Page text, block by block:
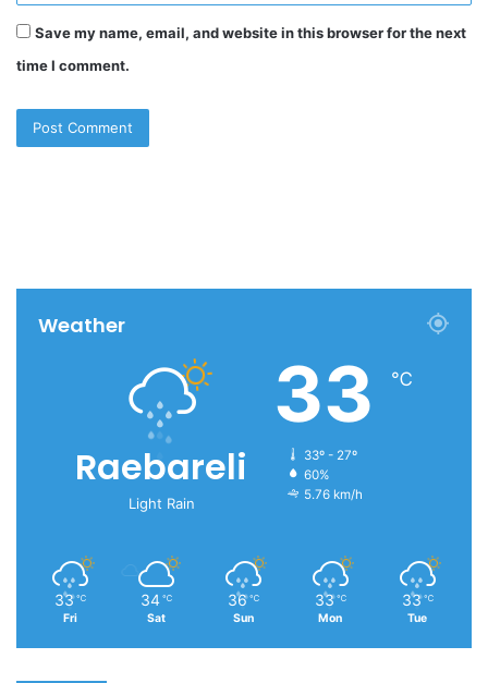
Save my name, email, and website in this browser for the next
time I comment.
Weather
Raebareli
Light Rain
33 ℃
33º - 27º
60%
5.76 km/h
33 ℃
Fri
34 ℃
Sat
36 ℃
Sun
33 ℃
Mon
33 ℃
Tue